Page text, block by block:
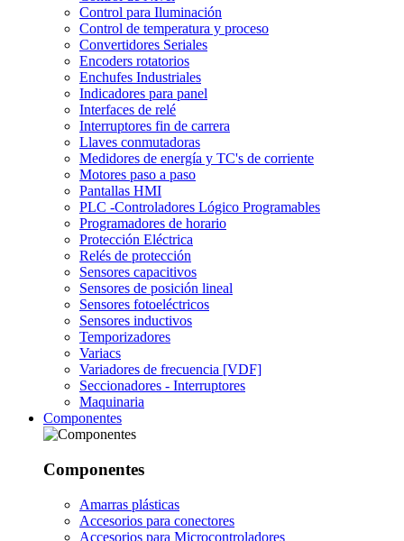
Control para Iluminación
Control de temperatura y proceso
Convertidores Seriales
Encoders rotatorios
Enchufes Industriales
Indicadores para panel
Interfaces de relé
Interruptores fin de carrera
Llaves conmutadoras
Medidores de energía y TC's de corriente
Motores paso a paso
Pantallas HMI
PLC -Controladores Lógico Programables
Programadores de horario
Protección Eléctrica
Relés de protección
Sensores capacitivos
Sensores de posición lineal
Sensores fotoeléctricos
Sensores inductivos
Temporizadores
Variacs
Variadores de frecuencia [VDF]
Seccionadores - Interruptores
Maquinaria
Componentes
Componentes
Amarras plásticas
Accesorios para conectores
Accesorios para Microcontroladores